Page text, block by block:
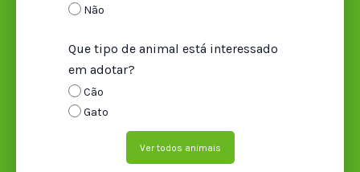
Não
Que tipo de animal está interessado
em adotar?
Cão
Gato
Ver todos animais